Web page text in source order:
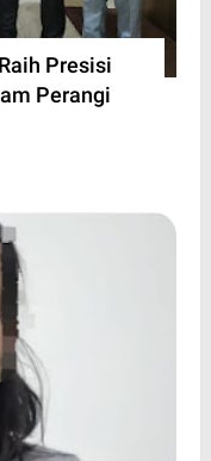
Presisi
Perangi